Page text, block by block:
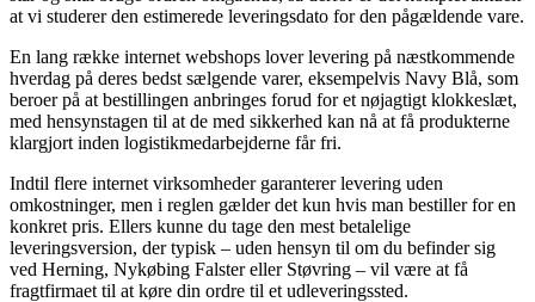
at vi studerer den estimerede leveringsdato for den pågældende vare.
En lang række internet webshops lover levering på næstkommende
hverdag på deres bedst sælgende varer, eksempelvis Navy Blå, som
beroer på at bestillingen anbringes forud for et nøjagtigt klokkeslæt,
med hensynstagen til at de med sikkerhed kan nå at få produkterne
klargjort inden logistikmedarbejderne får fri.
Indtil flere internet virksomheder garanterer levering uden
omkostninger, men i reglen gælder det kun hvis man bestiller for en
konkret pris. Ellers kunne du tage den mest betalelige
leveringsversion, der typisk – uden hensyn til om du befinder sig
ved Herning, Nykøbing Falster eller Støvring – vil være at få
fragtfirmaet til at køre din ordre til et udleveringssted.